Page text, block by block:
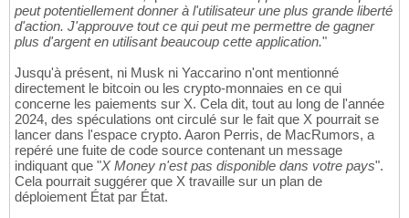
peut potentiellement donner à l'utilisateur une plus grande liberté
d'action. J'approuve tout ce qui peut me permettre de gagner
plus d'argent en utilisant beaucoup cette application."
Jusqu'à présent, ni Musk ni Yaccarino n'ont mentionné
directement le bitcoin ou les crypto-monnaies en ce qui
concerne les paiements sur X. Cela dit, tout au long de l'année
2024, des spéculations ont circulé sur le fait que X pourrait se
lancer dans l'espace crypto. Aaron Perris, de MacRumors, a
repéré une fuite de code source contenant un message
indiquant que "X Money n'est pas disponible dans votre pays".
Cela pourrait suggérer que X travaille sur un plan de
déploiement État par État.